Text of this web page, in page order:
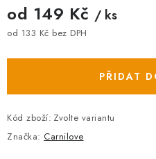
od 149 Kč / ks
od 133 Kč bez DPH
PŘIDAT
Kód zboží: Zvolte variantu
Značka: Carnilove